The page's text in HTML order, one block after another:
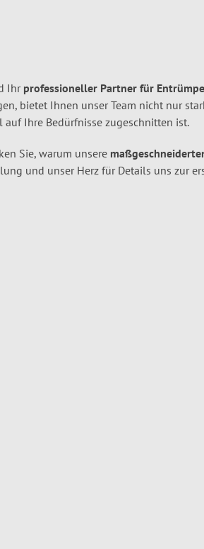
Ihr professioneller Partner für
bietet Ihnen unser Team nicht nur
auf Ihre Bedürfnisse zugeschnitten ist.
Sie, warum unsere
und unser Herz für Details uns zur